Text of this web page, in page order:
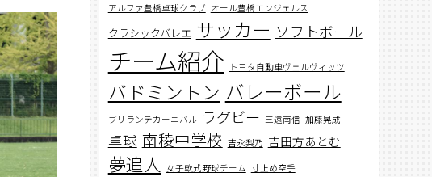
アルファ豊橋卓球クラブ オール豊橋エンジェルス
クラシックバレエ サッカー ソフトボール
チーム紹介 トヨタ自動車ヴェルヴィッツ
バドミントン バレーボール
ブリランテカーニバル ラグビー 三遠南信 加藤晃成
卓球 南稜中学校 吉永梨乃 吉田方あとむ
夢追人 女子軟式野球チーム 寸止め空手